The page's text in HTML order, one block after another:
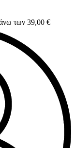
των 39,00 €